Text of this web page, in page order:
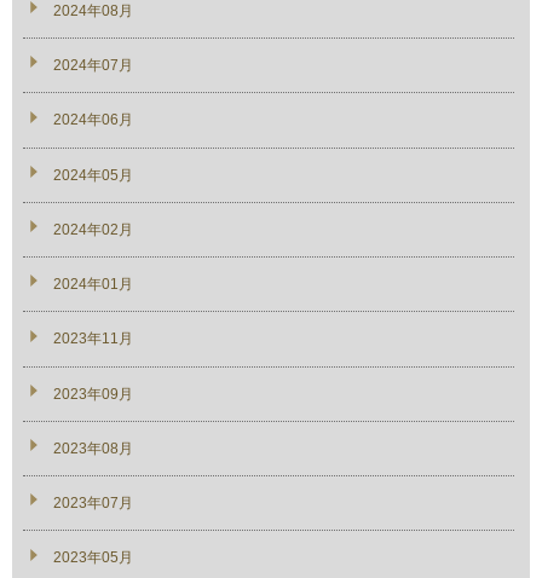
2024年08月
2024年07月
2024年06月
2024年05月
2024年02月
2024年01月
2023年11月
2023年09月
2023年08月
2023年07月
2023年05月